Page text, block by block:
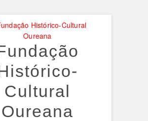
Cultural
Oureana